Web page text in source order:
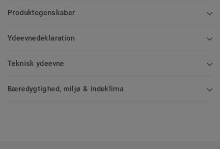
Produktegenskaber
Ydeevnedeklaration
Teknisk ydeevne
Bæredygtighed, miljø & indeklima